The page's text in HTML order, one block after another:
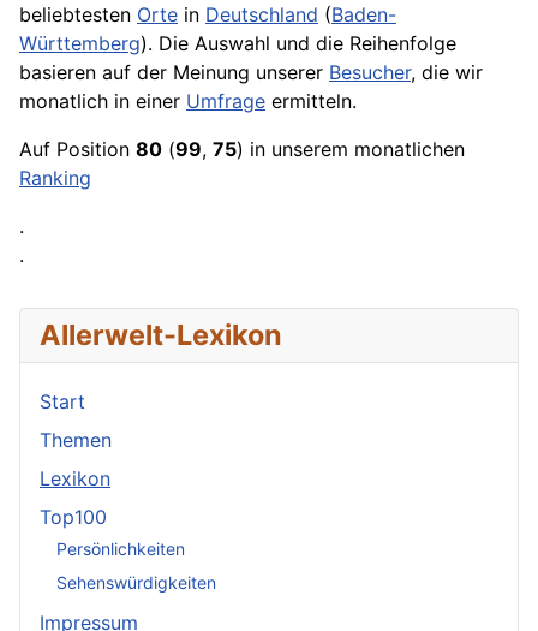
beliebtesten Orte in Deutschland (Baden-
Württemberg). Die Auswahl und die Reihenfolge
basieren auf der Meinung unserer Besucher, die wir
monatlich in einer Umfrage ermitteln.
Auf Position 80 (99, 75) in unserem monatlichen
Ranking
.
.
Allerwelt-Lexikon
Start
Themen
Lexikon
Top100
Persönlichkeiten
Sehenswürdigkeiten
Impressum